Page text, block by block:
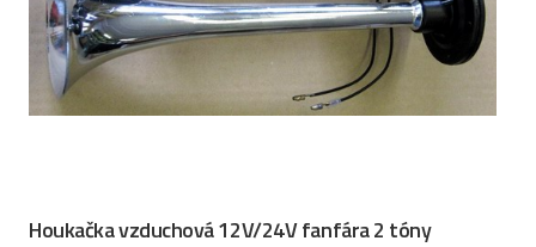
Houkačka vzduchová 12V/24V fanfára 2 tóny